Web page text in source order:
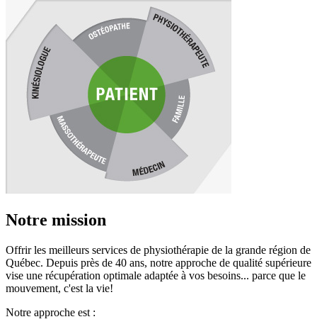
Notre mission
Offrir les meilleurs services de physiothérapie de la grande région de
Québec. Depuis près de 40 ans, notre approche de qualité supérieure
vise une récupération optimale adaptée à vos besoins... parce que le
mouvement, c'est la vie!
Notre approche est :